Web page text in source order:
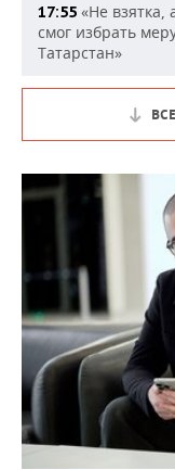
17:55 «Не взятка,
смог избрать
Татарстан»